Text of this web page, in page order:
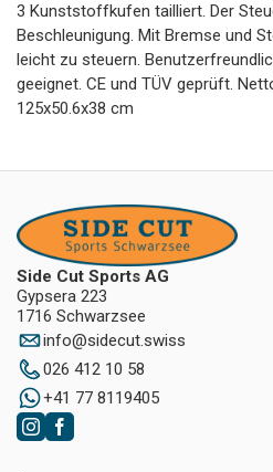
3 Kunststoffkufen tailliert. Der
Beschleunigung. Mit Bremse und
leicht zu steuern.
geeignet. CE und TÜV geprüft.
125x50.6x38 cm
Side Cut Sports AG
Gypsera 223
1716 Schwarzsee
info@sidecut.swiss
026 412 10 58
+41 77 8119405